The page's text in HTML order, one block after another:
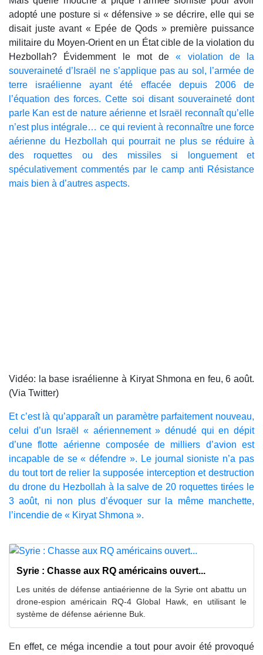
adopté une posture si « défensive » se décrire, elle qui se
disait juste avant « Epée de Qods » première puissance
militaire du Moyen-Orient en un État cible de la violation du
Hezbollah? Évidemment le mot de « violation de la
souveraineté d’Israël ne s’applique pas au sol, l’armée de
terre israélienne ayant été effacée depuis 2006 de
l’équation des forces. Cette soi disant souveraineté dont
parle Kan est de nature aérienne et Israël reconnaît qu’elle
n’est plus intégrale… ce qui revient à reconnaître une force
aérienne du Hezbollah qui pourrait ne plus se réduire à
des roquettes ou des missiles si longuement et
spéculativement commentés par le camp anti Résistance
mais bien à d’autres aspects.
Vidéo: la base israélienne à Kiryat Shmona en feu, 6 août.
(Via Twitter)
Et c’est là qu’apparaît un paramètre parfaitement nouveau,
celui d’un Israël « aériennement » dénudé qui en dépit
d’une flotte aérienne composée de milliers d’avion est
incapable de se « défendre ». Le journal sioniste n’a pas
du tout tort de relier la supposée interception et destruction
du drone du Hezbollah à la salve de 20 roquettes tirées le
3 août, ni non plus d’évoquer sur la même manchette,
l’incendie de « Kiryat Shmona ».
Syrie : Chasse aux RQ américains ouvert...
Les unités de défense antiaérienne de la Syrie ont abattu un
drone-espion américain RQ-4 Global Hawk, en utilisant le
système de défense aérienne Buk.
En effet, ce méga incendie a tout pour avoir été provoqué